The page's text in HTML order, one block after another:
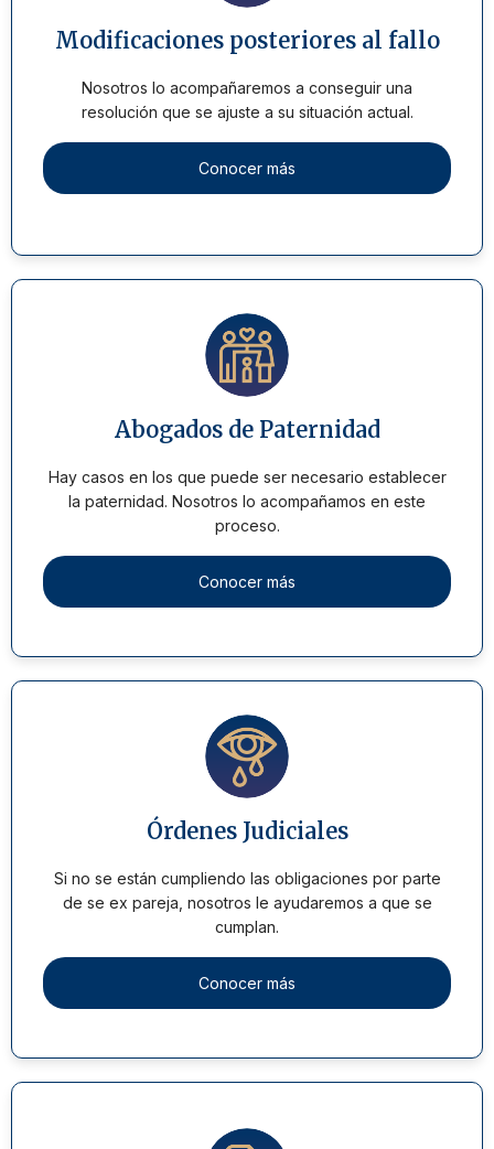
Modificaciones posteriores al fallo
Nosotros lo acompañaremos a conseguir una
resolución que se ajuste a su situación actual.
Conocer más
Abogados de Paternidad
Hay casos en los que puede ser necesario establecer
la paternidad. Nosotros lo acompañamos en este
proceso.
Conocer más
Órdenes Judiciales
Si no se están cumpliendo las obligaciones por parte
de se ex pareja, nosotros le ayudaremos a que se
cumplan.
Conocer más